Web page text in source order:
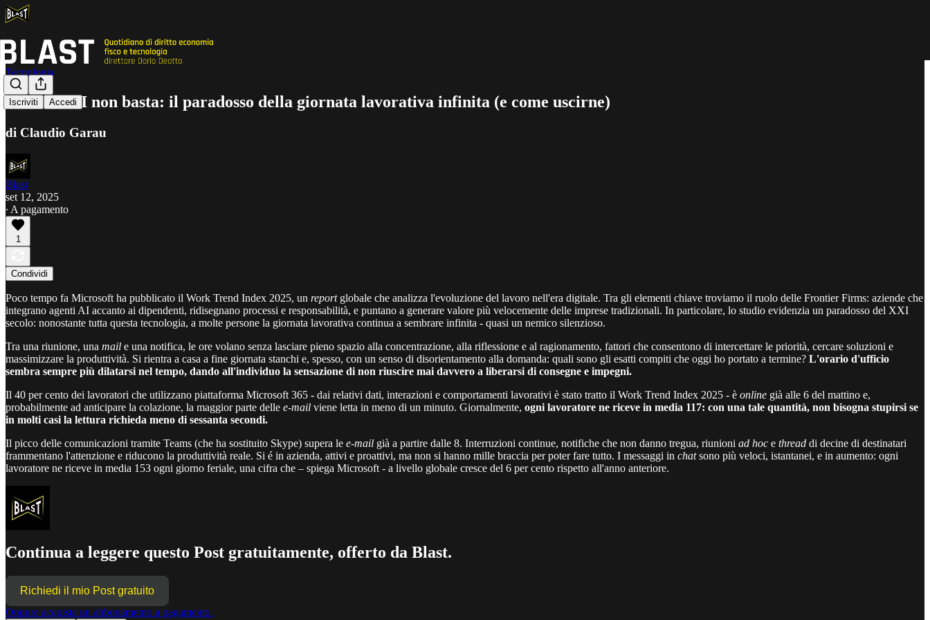
Iscriviti Accedi
Tecnologia
Perché l'AI non basta: il paradosso della giornata lavorativa infinita (e come uscirne)
di Claudio Garau
Blast
set 12, 2025
∙ A pagamento
1
Condividi
Poco tempo fa Microsoft ha pubblicato il Work Trend Index 2025, un report globale che analizza l'evoluzione del lavoro nell'era digitale. Tra gli elementi chiave troviamo il ruolo delle Frontier Firms: aziende che
integrano agenti AI accanto ai dipendenti, ridisegnano processi e responsabilità, e puntano a generare valore più velocemente delle imprese tradizionali. In particolare, lo studio evidenzia un paradosso del XXI
secolo: nonostante tutta questa tecnologia, a molte persone la giornata lavorativa continua a sembrare infinita - quasi un nemico silenzioso.
Tra una riunione, una mail e una notifica, le ore volano senza lasciare pieno spazio alla concentrazione, alla riflessione e al ragionamento, fattori che consentono di intercettare le priorità, cercare soluzioni e
massimizzare la produttività. Si rientra a casa a fine giornata stanchi e, spesso, con un senso di disorientamento alla domanda: quali sono gli esatti compiti che oggi ho portato a termine? L'orario d'ufficio
sembra sempre più dilatarsi nel tempo, dando all'individuo la sensazione di non riuscire mai davvero a liberarsi di consegne e impegni.
Il 40 per cento dei lavoratori che utilizzano piattaforma Microsoft 365 - dai relativi dati, interazioni e comportamenti lavorativi è stato tratto il Work Trend Index 2025 - è online già alle 6 del mattino e,
probabilmente ad anticipare la colazione, la maggior parte delle e-mail viene letta in meno di un minuto. Giornalmente, ogni lavoratore ne riceve in media 117: con una tale quantità, non bisogna stupirsi se
in molti casi la lettura richieda meno di sessanta secondi.
Il picco delle comunicazioni tramite Teams (che ha sostituito Skype) supera le e-mail già a partire dalle 8. Interruzioni continue, notifiche che non danno tregua, riunioni ad hoc e thread di decine di destinatari
frammentano l'attenzione e riducono la produttività reale. Si é in azienda, attivi e proattivi, ma non si hanno mille braccia per poter fare tutto. I messaggi in chatsono più veloci, istantanei, e in aumento: ogni
lavoratore ne riceve in media 153 ogni giorno feriale, una cifra che – spiega Microsoft - a livello globale cresce del 6 per cento rispetto all'anno anteriore.
Continua a leggere questo Post gratuitamente, offerto da Blast.
Richiedi il mio Post gratuito
Oppure acquista un abbonamento a pagamento.